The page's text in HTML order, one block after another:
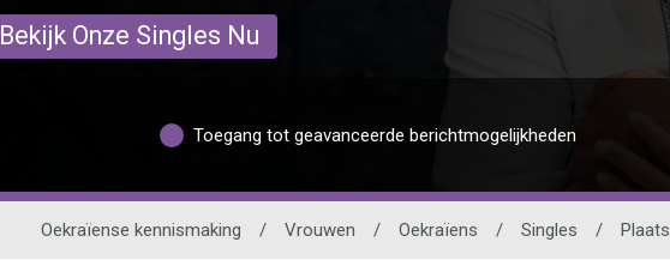
Bekijk Onze Singles Nu
Toegang tot geavanceerde berichtmogelijkheden
Oekraïense kennismaking / Vrouwen / Oekraïens / Singles / Plaats